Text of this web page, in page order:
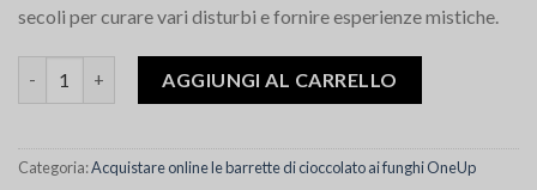
secoli per curare vari disturbi e fornire esperienze mistiche.
AGGIUNGI AL CARRELLO
Categoria:Acquistare online le barrette di cioccolato ai funghi OneUp